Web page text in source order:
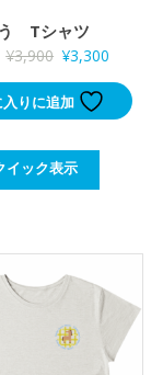
Tシャツ
¥3,900 元
の
価
は
¥3,900
た。
¥3,300
在
入りに追加
イック表示